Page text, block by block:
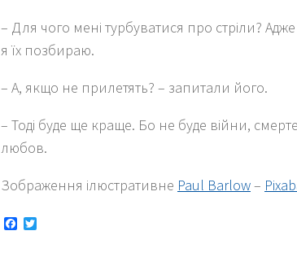
– Для чого мені турбуватися про стріли?
я їх позбираю.
– А, якщо не прилетять? – запитали його.
– Тоді буде ще краще. Бо не буде війни,
любов.
Зображення ілюстративне Paul Barlow–
Facebook